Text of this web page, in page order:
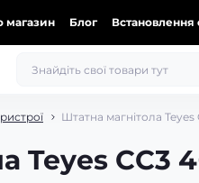
магазин Блог Встановлення
Штатна магнітола
Teyes CC3